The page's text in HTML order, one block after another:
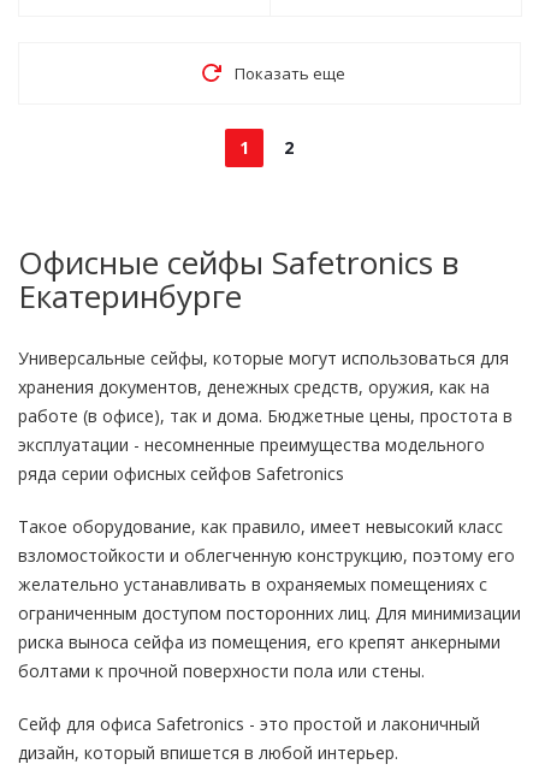
Показать еще
1 2
Офисные сейфы Safetronics в
Екатеринбурге
Универсальные сейфы, которые могут использоваться для
хранения документов, денежных средств, оружия, как на
работе (в офисе), так и дома. Бюджетные цены, простота в
эксплуатации - несомненные преимущества модельного
ряда серии офисных сейфов Safetronics
Такое оборудование, как правило, имеет невысокий класс
взломостойкости и облегченную конструкцию, поэтому его
желательно устанавливать в охраняемых помещениях с
ограниченным доступом посторонних лиц. Для минимизации
риска выноса сейфа из помещения, его крепят анкерными
болтами к прочной поверхности пола или стены.
Сейф для офиса Safetronics - это простой и лаконичный
дизайн, который впишется в любой интерьер.